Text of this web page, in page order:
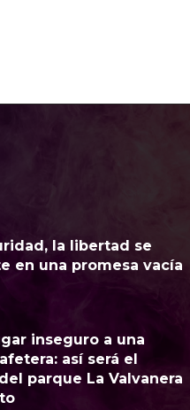
la libertad se
en una promesa vacía
inseguro a una
así será el
parque La Valvanera